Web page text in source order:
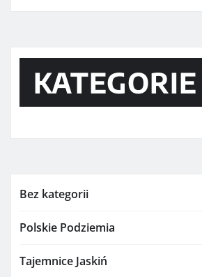
KATEGORIE
Bez kategorii
Polskie Podziemia
Tajemnice Jaskiń